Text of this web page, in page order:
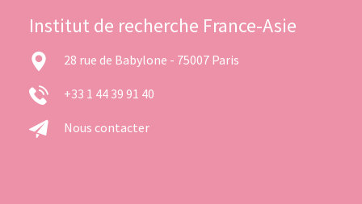
Institut de recherche France-Asie
28 rue de Babylone - 75007 Paris
+33 1 44 39 91 40
Nous contacter